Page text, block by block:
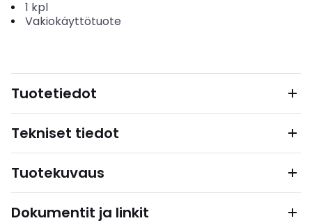
1 kpl
Vakiokäyttötuote
Tuotetiedot
Tekniset tiedot
Tuotekuvaus
Dokumentit ja linkit